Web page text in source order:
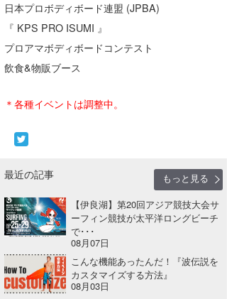
日本プロボディボード連盟 (JPBA)
『 KPS PRO ISUMI 』
プロアマボディボードコンテスト
飲食&物販ブース
＊各種イベントは調整中。
最近の記事
もっと見る
【伊良湖】第20回アジア競技大会サ
ーフィン競技が太平洋ロングビーチ
で･･･
08月07日
こんな機能あったんだ！『波伝説を
カスタマイズする方法』
08月03日